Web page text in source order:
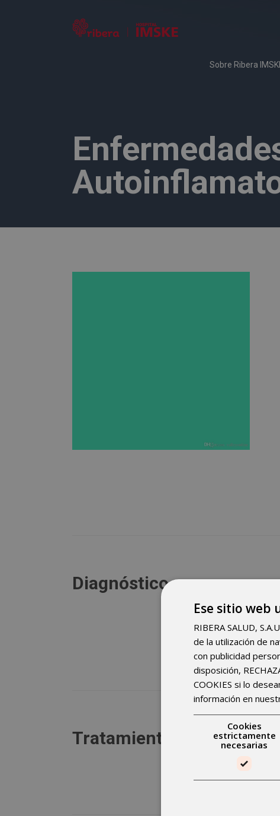
Sobre Ribera
Diagnóstico
Tratamiento
Ese sitio web
RIBERA SALUD,
de la utilización de
con publicidad
disposición,
COOKIES si lo
información en
Cookies
estrictamente
necesarias